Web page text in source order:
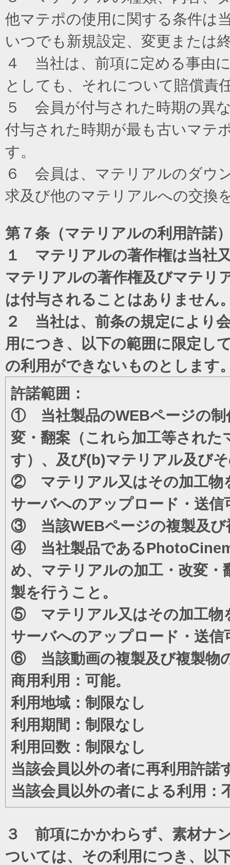
他マテポの使用に関する条件は
いつでも新規設定、変更または
４ 当社は、前項に定める事由
としても、それについて賠償責
５ 会員が付与された時期の異
付与された時期が最も古いマテ
す。
６ 会員は、マテリアルのダウ
求及び他のマテリアルへの交換
第７条（マテリアルの利用許諾
１ マテリアルの著作権は当社
マテリアルの著作権及びマテリ
は付与されることはありません
２ 当社は、前条の規定により
用につき、以下の範囲に限定し
の利用ができないものとします
許諾範囲：
① 当社製品のWEBページの制
変・翻案（これら加工等され
す）、及び(b)マテリアル及び
② マテリアル又はその加工物
サーバへのアップロード・送信
③ 当該WEBページの複製及び
④ 当社製品である
め、マテリアルの加工・改変
製を行うこと。
⑤ マテリアル又はその加工物
サーバへのアップロード・送信
⑥ 当該動画の複製及び複製物
商用利用：可能。
利用地域：制限なし
利用期間：制限なし
利用回数：制限なし
当該会員以外の者に再利用許諾
当該会員以外の者による利用：
３ 前項にかかわらず、素材ナ
ついては、その利用につき、以